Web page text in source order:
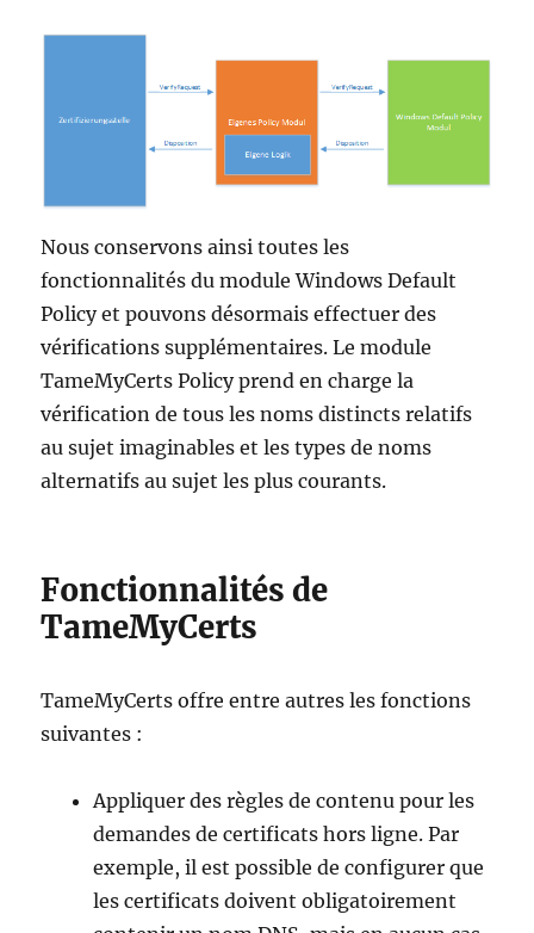
Nous conservons ainsi toutes les
fonctionnalités du module Windows Default
Policy et pouvons désormais effectuer des
vérifications supplémentaires. Le module
TameMyCerts Policy prend en charge la
vérification de tous les noms distincts relatifs
au sujet imaginables et les types de noms
alternatifs au sujet les plus courants.
Fonctionnalités de
TameMyCerts
TameMyCerts offre entre autres les fonctions
suivantes :
Appliquer des règles de contenu pour les
demandes de certificats hors ligne. Par
exemple, il est possible de configurer que
les certificats doivent obligatoirement